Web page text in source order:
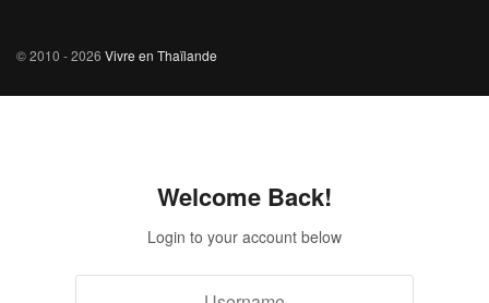
© 2010 - 2026 Vivre en Thaïlande
Welcome Back!
Login to your account below